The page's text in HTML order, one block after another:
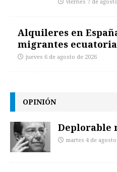
viernes 7 de
Alquileres en
migrantes
jueves 6 de agosto de 2026
OPINIÓN
Deplorable
martes 4 de